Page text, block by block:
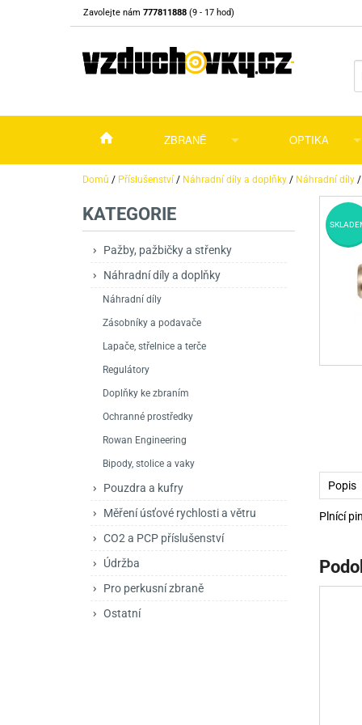
Zavolejte nám 777811888 (9 - 17 hod)
ZBRANĚ
Vzduchovky Vzduchovky na
Příslušenství pro
Vzduchovky PCP
Vzduchovky
Vzduchové pistole a revolveryPříslušenství
Plynové pistole a revolvery
Perkusní zbraně
Zbraně na ZP
Brokovnice
Pistole
Nože
Mačety a sekery
Luky
Kuše
Obranné prostředky Obranné spreje
OPTIKA
Puškohledy
Dalekohledy a
Kolimátory, lasery
Domů / Příslušenství / Náhradní díly a doplňky / Náhradní díly /
KATEGORIE
Pažby, pažbičky a střenky
Náhradní díly a doplňky
Náhradní díly
Zásobníky a podavače
Lapače, střelnice a terče
Regulátory
Doplňky ke zbraním
Ochranné prostředky
Rowan Engineering
Bipody, stolice a vaky
Pouzdra a kufry
Měření úsťové rychlosti a větru
CO2 a PCP příslušenství
Údržba
Pro perkusní zbraně
Ostatní
Popis
Plnící